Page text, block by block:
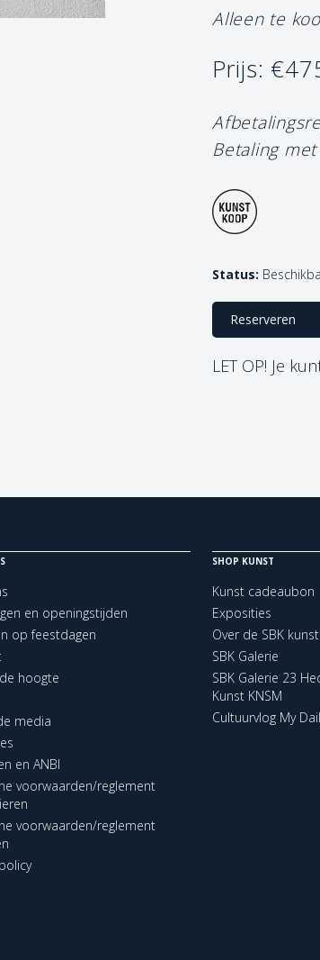
Alleen te
Prijs:
Betaling
Status:
Reserveren
LET OP! Je
en openingstijden
op feestdagen
hoogte
media
en ANBI
voorwaarden/reglement
voorwaarden/reglement
SHOP KUNST
Kunst cadeaubon
Exposities
Over de SBK
SBK Galerie
SBK Galerie 23
Kunst KNSM
Cultuurvlog My